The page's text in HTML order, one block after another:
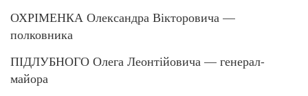
ОХРІМЕНКА Олександра Вікторовича —
полковника
ПІДЛУБНОГО Олега Леонтійовича — генерал-
майора